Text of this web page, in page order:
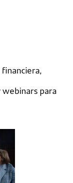
financiera,
para